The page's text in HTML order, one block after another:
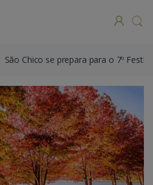
São Chico se prepara para o 7º